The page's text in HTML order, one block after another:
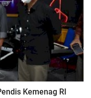
Kemenag RI